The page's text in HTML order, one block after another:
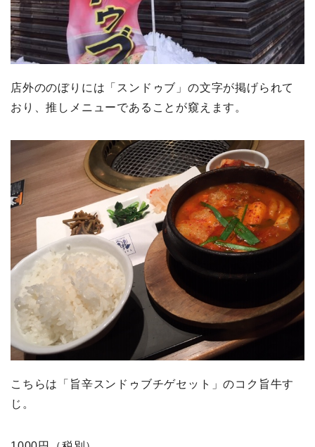
店外ののぼりには「スンドゥブ」の文字が掲げられて
おり、推しメニューであることが窺えます。
こちらは「旨辛スンドゥブチゲセット」のコク旨牛す
じ。